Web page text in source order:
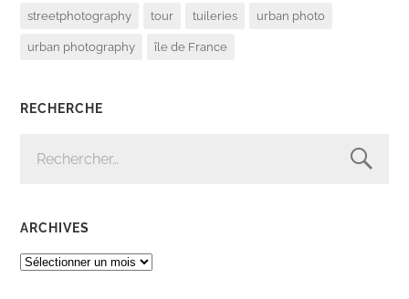
streetphotography tour tuileries urban photo
urban photography île de France
RECHERCHE
ARCHIVES
ARCHIVES